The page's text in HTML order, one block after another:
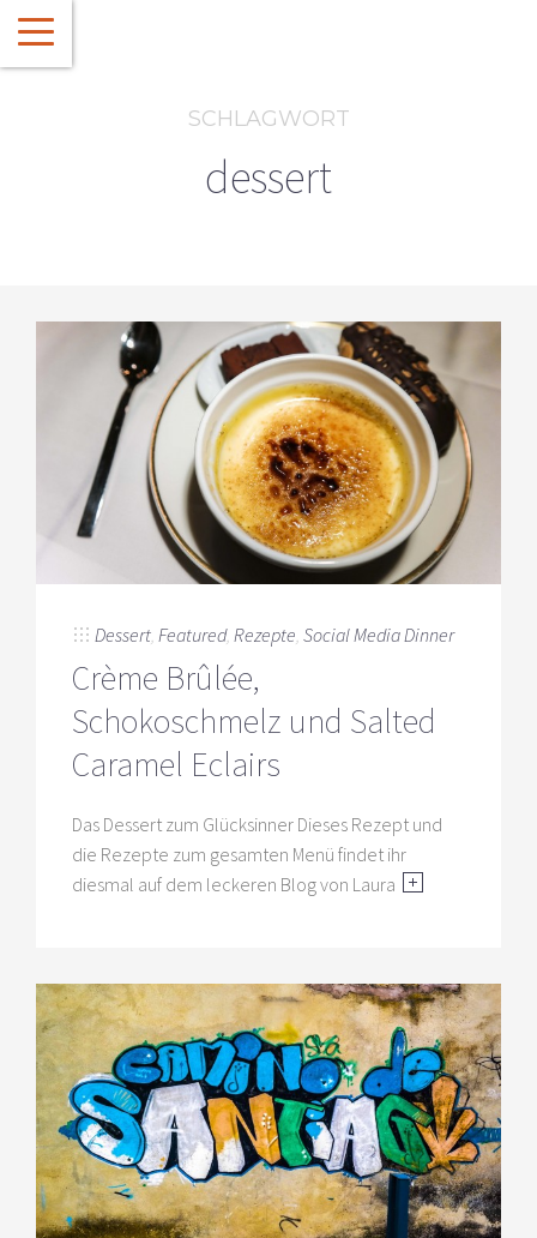
SCHLAGWORT
dessert
Dessert Featured, Rezepte Social Media Dinner
Crème Brûlée,
Schokoschmelz und Salted
Caramel Eclairs
Das Dessert zum Glücksinner Dieses Rezept und
die Rezepte zum gesamten Menü findet ihr
diesmal auf dem leckeren Blog von Laura